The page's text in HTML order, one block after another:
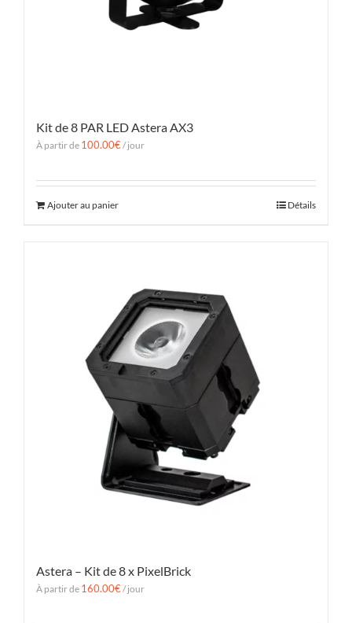
Kit de 8 PAR LED Astera AX3
À partir de 100.00€/ jour
Ajouter au panier Détails
Astera – Kit de 8 x PixelBrick
À partir de 160.00€/ jour